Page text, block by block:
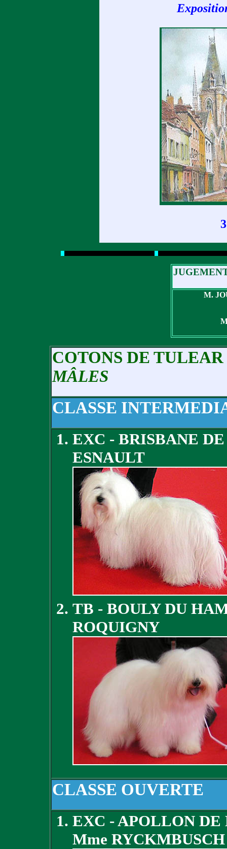
M.
COTONS DE TULEAR
MÂLES
CLASSE
EXC - BRISBANE
ESNAULT
TB - BOULY DU
ROQUIGNY
CLASSE OUVERTE
EXC - APOLLON
Mme RYCKMBUSCH